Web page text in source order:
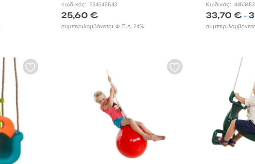
Κωδικός: 534545543
25,60€
συμπεριλαμβάνεται Φ.Π.Α. 24%
Κωδικός:
33,70 € –